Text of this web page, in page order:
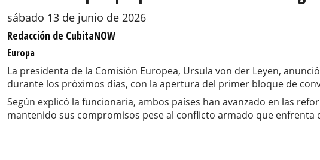
sábado 13 de junio de 2026
Redacción de CubitaNOW
Europa
La presidenta de la Comisión Europea, Ursula von der Leyen,
durante los próximos días, con la apertura del primer bloque de
Según explicó la funcionaria, ambos países han avanzado en las
mantenido sus compromisos pese al conflicto armado que enfrenta